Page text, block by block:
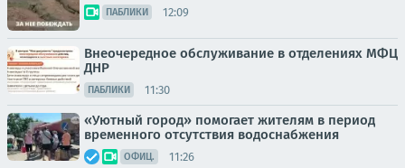
ПАБЛИКИ 12:09
Внеочередное обслуживание в отделениях МФЦ
ДНР
ПАБЛИКИ 11:30
«Уютный город» помогает жителям в период
временного отсутствия водоснабжения
ОФИЦ. 11:26